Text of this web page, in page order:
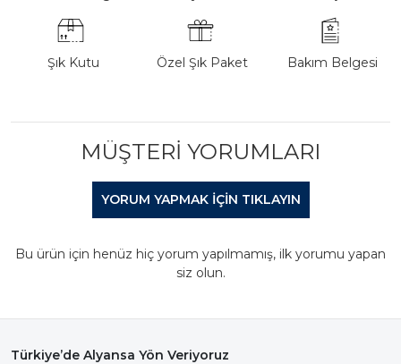
Şık Kutu Özel Şık Paket Bakım Belgesi
MÜŞTERI YORUMLARI
YORUM YAPMAK IÇIN TIKLAYIN
Bu ürün için henüz hiç yorum yapılmamış, ilk yorumu yapan
siz olun.
Türkiye’de Alyansa Yön Veriyoruz